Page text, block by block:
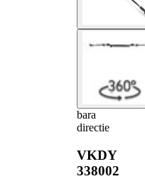
bara
directie
VKDY
338002